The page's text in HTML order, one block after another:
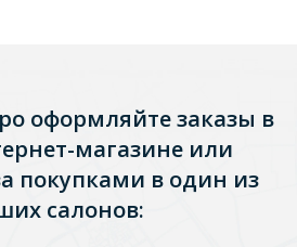
оформляйте заказы в
магазине или
покупками в один из
салонов: